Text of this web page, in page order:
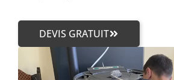
DEVIS GRATUIT